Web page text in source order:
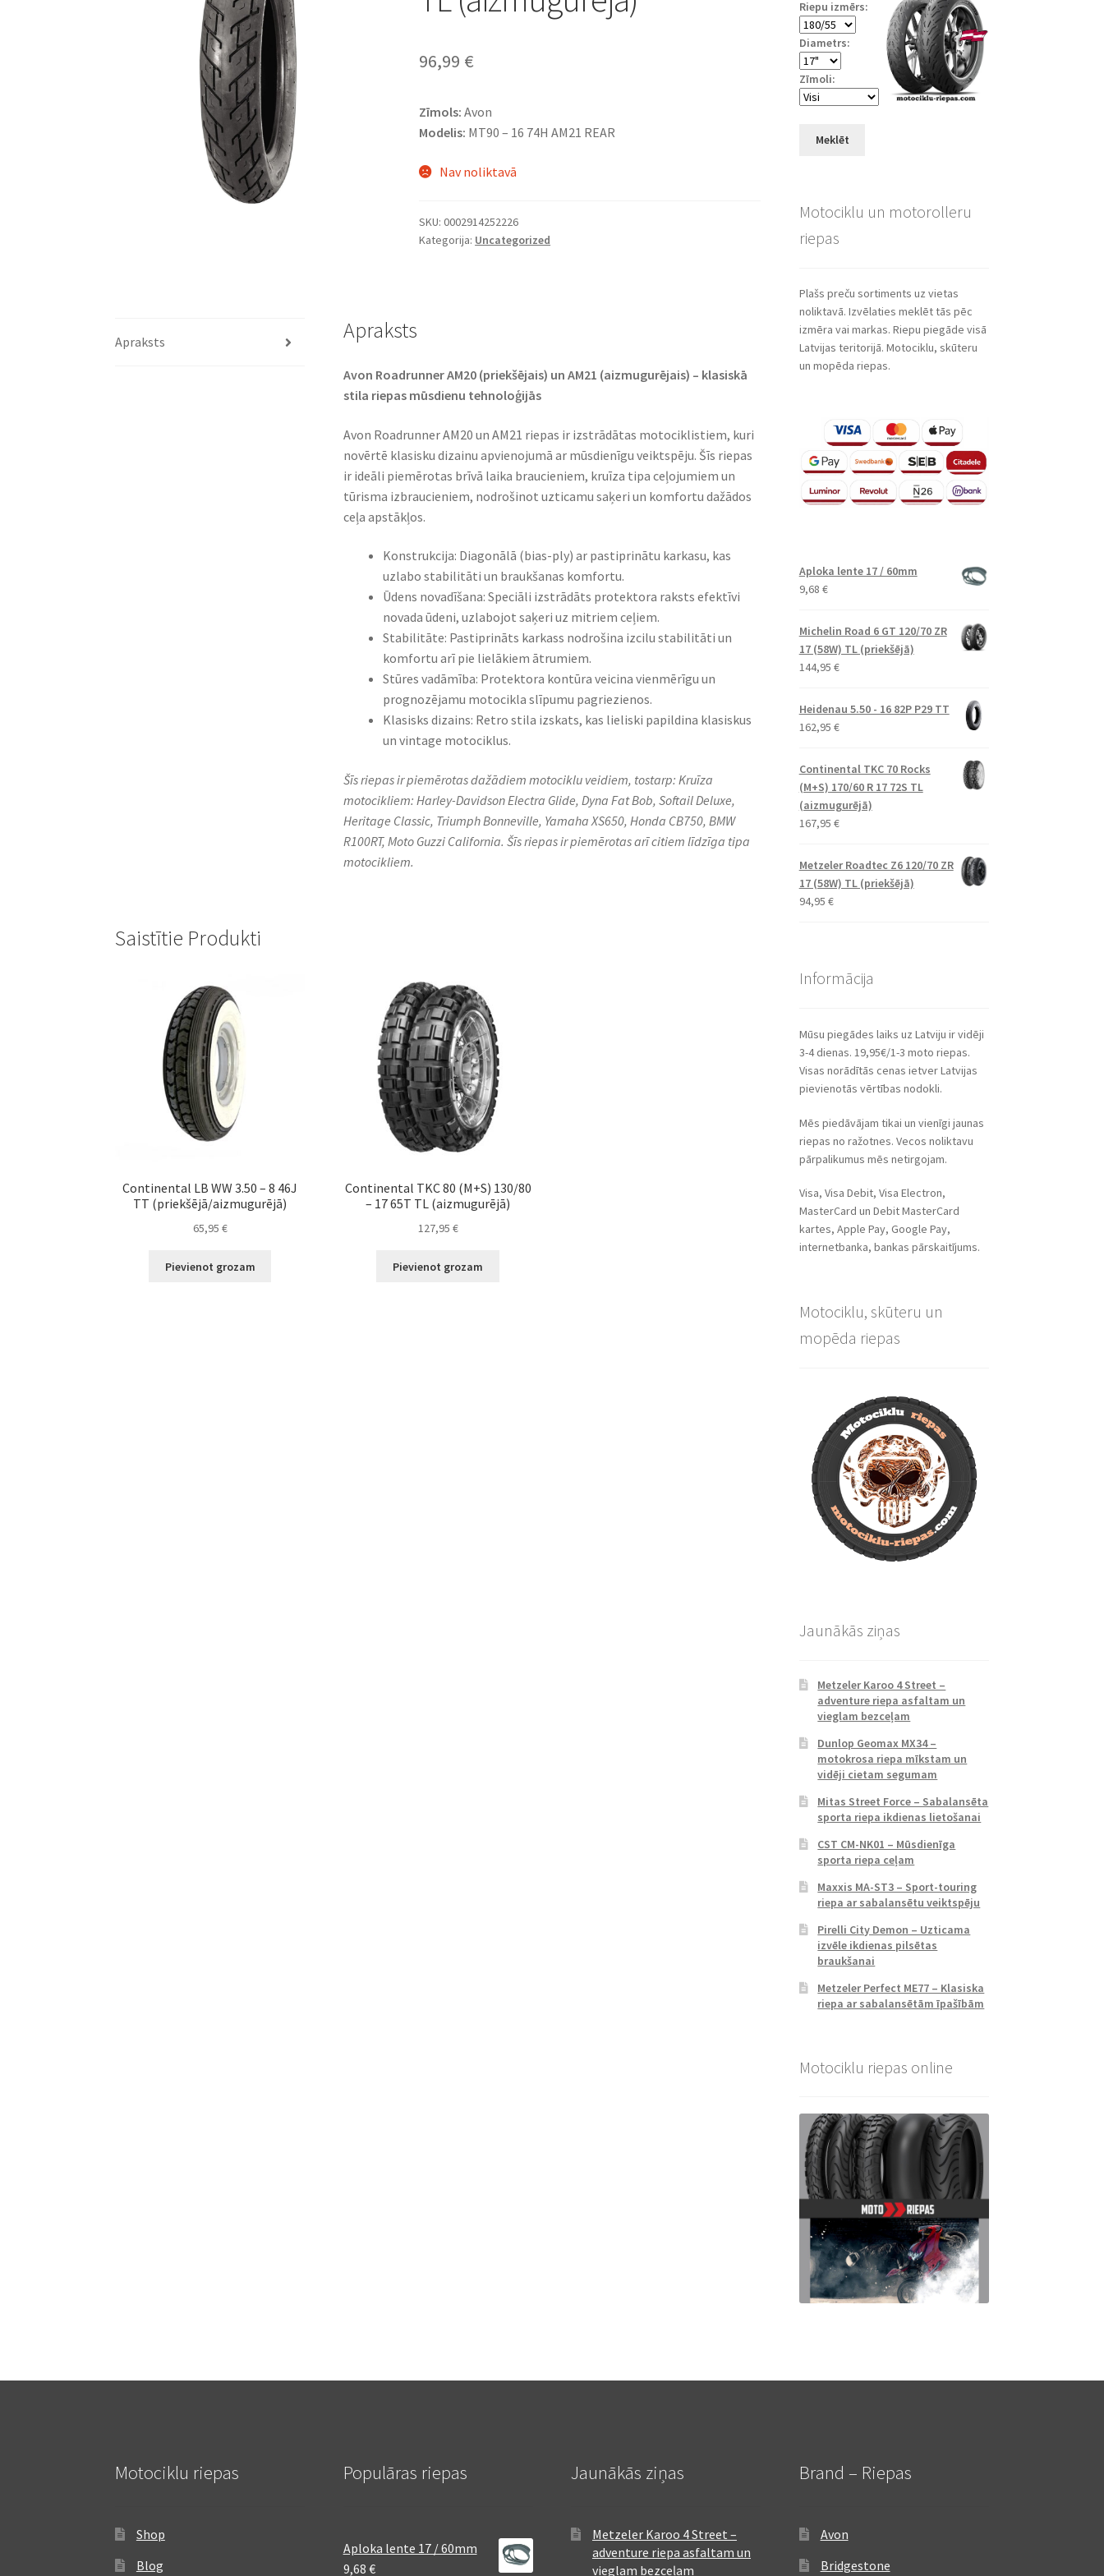
96,99 €
Zīmols: Avon
Modelis: MT90 – 16 74H AM21 REAR
Nav noliktavā
SKU:0002914252226
Kategorija: Uncategorized
Apraksts Apraksts
Avon Roadrunner AM20 (priekšējais) un AM21 (aizmugurējais) – klasiskā
stila riepas mūsdienu tehnoloģijās​
Avon Roadrunner AM20 un AM21 riepas ir izstrādātas motociklistiem, kuri
novērtē klasisku dizainu apvienojumā ar mūsdienīgu veiktspēju. Šīs riepas
ir ideāli piemērotas brīvā laika braucieniem, kruīza tipa ceļojumiem un
tūrisma izbraucieniem, nodrošinot uzticamu saķeri un komfortu dažādos
ceļa apstākļos.​
Konstrukcija: Diagonālā (bias-ply) ar pastiprinātu karkasu, kas
uzlabo stabilitāti un braukšanas komfortu.​
Ūdens novadīšana: Speciāli izstrādāts protektora raksts efektīvi
novada ūdeni, uzlabojot saķeri uz mitriem ceļiem.​
Stabilitāte: Pastiprināts karkass nodrošina izcilu stabilitāti un
komfortu arī pie lielākiem ātrumiem.​
Stūres vadāmība: Protektora kontūra veicina vienmērīgu un
prognozējamu motocikla slīpumu pagriezienos.​
Klasisks dizains: Retro stila izskats, kas lieliski papildina klasiskus
un vintage motociklus.​
Šīs riepas ir piemērotas dažādiem motociklu veidiem, tostarp:​ Kruīza
motocikliem: Harley-Davidson Electra Glide, Dyna Fat Bob, Softail Deluxe,
Heritage Classic, Triumph Bonneville, Yamaha XS650, Honda CB750, BMW
R100RT, Moto Guzzi California.​ Šīs riepas ir piemērotas arī citiem līdzīga tipa
motocikliem.​
Saistītie Produkti
Continental LB WW 3.50 – 8 46J
TT (priekšējā/aizmugurējā)
65,95 €
Pievienot grozam
Continental TKC 80 (M+S) 130/80
– 17 65T TL (aizmugurējā)
127,95 €
Pievienot grozam
Riepu izmērs:
Diametrs:
Zīmoli:
Meklēt
Motociklu un motorolleru
riepas
Plašs preču sortiments uz vietas
noliktavā. Izvēlaties meklēt tās pēc
izmēra vai markas. Riepu piegāde visā
Latvijas teritorijā. Motociklu, skūteru
un mopēda riepas.
Aploka lente 17 / 60mm
9,68 €
Michelin Road 6 GT 120/70 ZR
17 (58W) TL (priekšējā)
144,95 €
Heidenau 5.50 - 16 82P P29 TT
162,95 €
Continental TKC 70 Rocks
(M+S) 170/60 R 17 72S TL
(aizmugurējā)
167,95 €
Metzeler Roadtec Z6 120/70 ZR
17 (58W) TL (priekšējā)
94,95 €
Informācija
Mūsu piegādes laiks uz Latviju ir vidēji
3-4 dienas. 19,95€/1-3 moto riepas.
Visas norādītās cenas ietver Latvijas
pievienotās vērtības nodokli.
Mēs piedāvājam tikai un vienīgi jaunas
riepas no ražotnes. Vecos noliktavu
pārpalikumus mēs netirgojam.
Visa, Visa Debit, Visa Electron,
MasterCard un Debit MasterCard
kartes, Apple Pay, Google Pay,
internetbanka, bankas pārskaitījums.
Motociklu, skūteru un
mopēda riepas
Jaunākās ziņas
Metzeler Karoo 4 Street –
adventure riepa asfaltam un
vieglam bezceļam
Dunlop Geomax MX34 –
motokrosa riepa mīkstam un
vidēji cietam segumam
Mitas Street Force – Sabalansēta
sporta riepa ikdienas lietošanai
CST CM-NK01 – Mūsdienīga
sporta riepa ceļam
Maxxis MA-ST3 – Sport-touring
riepa ar sabalansētu veiktspēju
Pirelli City Demon – Uzticama
izvēle ikdienas pilsētas
braukšanai
Metzeler Perfect ME77 – Klasiska
riepa ar sabalansētām īpašībām
Motociklu riepas online
Motociklu riepas
Shop
Blog
Populāras riepas
Aploka lente 17 / 60mm
9,68 €
Jaunākās ziņas
Metzeler Karoo 4 Street –
adventure riepa asfaltam un
vieglam bezceļam
Brand – Riepas
Avon
Bridgestone